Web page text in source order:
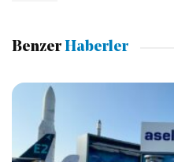
Benzer Haberler